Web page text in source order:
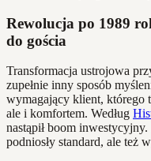
Rewolucja po 1989
do gościa
Transformacja ustrojowa
zupełnie inny sposób
wymagający klient, którego
ale i komfortem. Według
nastąpił boom
podniosły standard, ale też